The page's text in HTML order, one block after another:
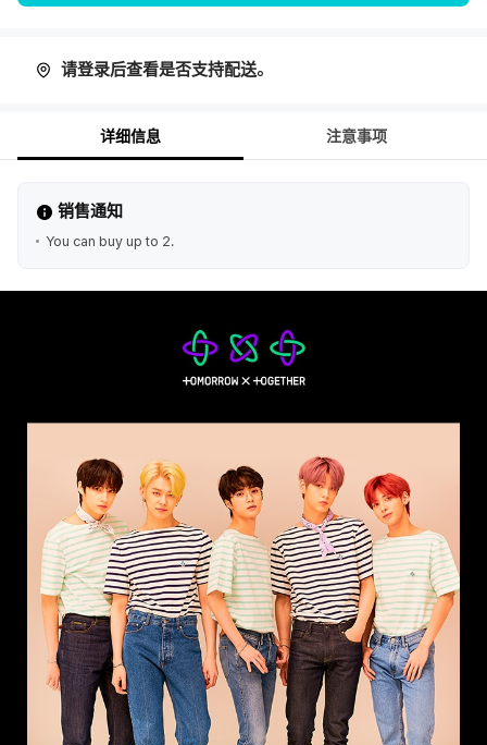
请登录后查看是否支持配送。
详细信息 注意事项
销售通知
You can buy up to 2.